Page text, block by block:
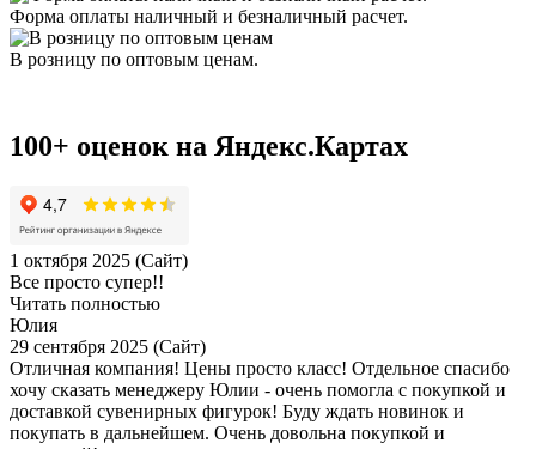
Форма оплаты наличный и безналичный расчет.
В розницу по оптовым ценам.
100+ оценок на Яндекс.Картах
1 октября 2025 (Сайт)
Все просто супер!!
Читать полностью
Юлия
29 сентября 2025 (Сайт)
Отличная компания! Цены просто класс! Отдельное спасибо
хочу сказать менеджеру Юлии - очень помогла с покупкой и
доставкой сувенирных фигурок! Буду ждать новинок и
покупать в дальнейшем. Очень довольна покупкой и